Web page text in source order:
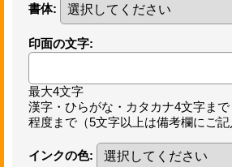
書体:
印面の文字:
最大4文字
漢字・ひらがな・カタカナ4文字ま
程度まで（5文字以上は備考欄にご記
インクの色: